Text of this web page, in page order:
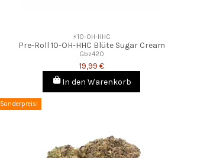
⚡10-OH-HHC
Pre-Roll 10-OH-HHC Blüte Sugar Cream
Gbz420
19,99 €
In den Warenkorb
Sonderpreis!